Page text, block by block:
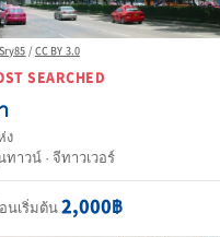
Sry85 /CC BY 3.0
SEARCHED
ง
าวน์ · จีทาวเวอร์
นเริ่มต้น2,000฿